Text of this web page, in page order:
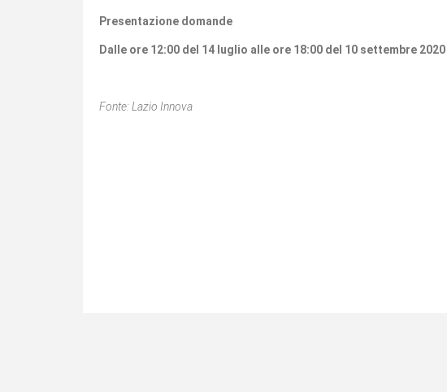
Presentazione domande
Dalle ore 12:00 del 14 luglio alle ore 18:00 del 10 settembre 2020
Fonte: Lazio Innova